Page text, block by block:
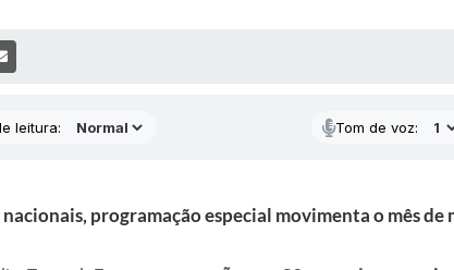
MÍDIAS
leitura: Tom de voz:
programação especial movimenta o mês de